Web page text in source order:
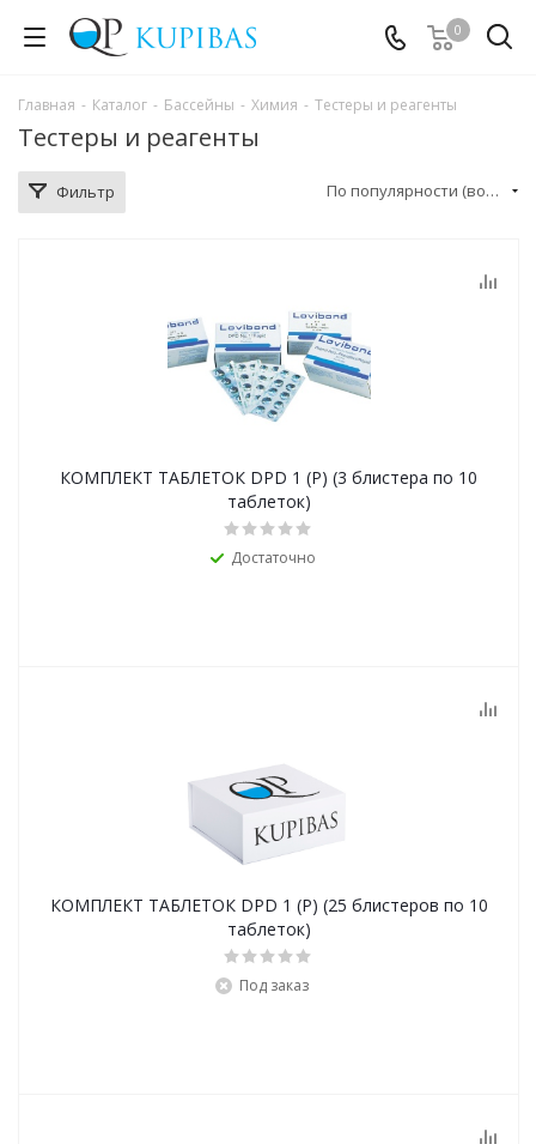
0
Главная - Каталог - Бассейны - Химия - Тестеры и реагенты
Тестеры и реагенты
Фильтр По популярности (возрастание)
КОМПЛЕКТ ТАБЛЕТОК DPD 1 (Р) (3 блистера по 10
таблеток)
Достаточно
КОМПЛЕКТ ТАБЛЕТОК DPD 1 (Р) (25 блистеров по 10
таблеток)
Под заказ